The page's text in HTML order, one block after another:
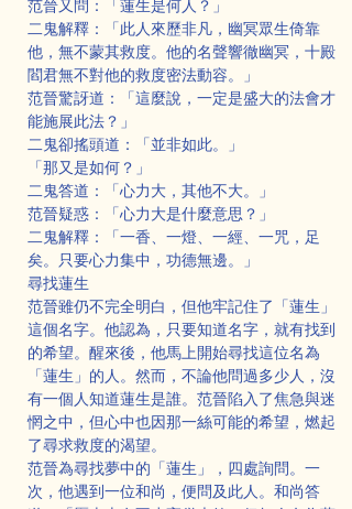
范晉又問：「蓮生是何人？」
二鬼解釋：「此人來歷非凡，幽冥眾生倚靠
他，無不蒙其救度。他的名聲響徹幽冥，十殿
閻君無不對他的救度密法動容。」
范晉驚訝道：「這麼說，一定是盛大的法會才
能施展此法？」
二鬼卻搖頭道：「並非如此。」
「那又是如何？」
二鬼答道：「心力大，其他不大。」
范晉疑惑：「心力大是什麼意思？」
二鬼解釋：「一香、一燈、一經、一咒，足
矣。只要心力集中，功德無邊。」
尋找蓮生
范晉雖仍不完全明白，但他牢記住了「蓮生」
這個名字。他認為，只要知道名字，就有找到
的希望。醒來後，他馬上開始尋找這位名為
「蓮生」的人。然而，不論他問過多少人，沒
有一個人知道蓮生是誰。范晉陷入了焦急與迷
惘之中，但心中也因那一絲可能的希望，燃起
了尋求救度的渴望。
范晉為尋找夢中的「蓮生」，四處詢問。一
次，他遇到一位和尚，便問及此人。和尚答